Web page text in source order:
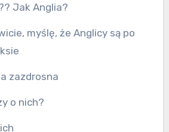
Jak Anglia?
myślę, że Anglicy są po
zazdrosna
o nich?